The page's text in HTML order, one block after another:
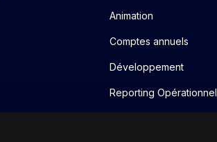
Animation
Comptes annuels
Développement
Reporting Opérationnel